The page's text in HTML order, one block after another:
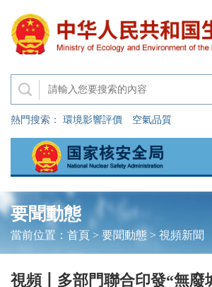
熱門搜索： 環境影響評價 空氣品質
要聞動態
當前位置： 首頁> 要聞動態> 視頻新聞
視頻丨多部門聯合印發“無廢